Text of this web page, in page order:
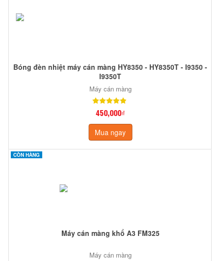
Bóng đèn nhiệt máy cán màng HY8350 - HY8350T - I9350 -
I9350T
Máy cán màng
450,000₫
Mua ngay
CÒN HÀNG
Máy cán màng khổ A3 FM325
Máy cán màng